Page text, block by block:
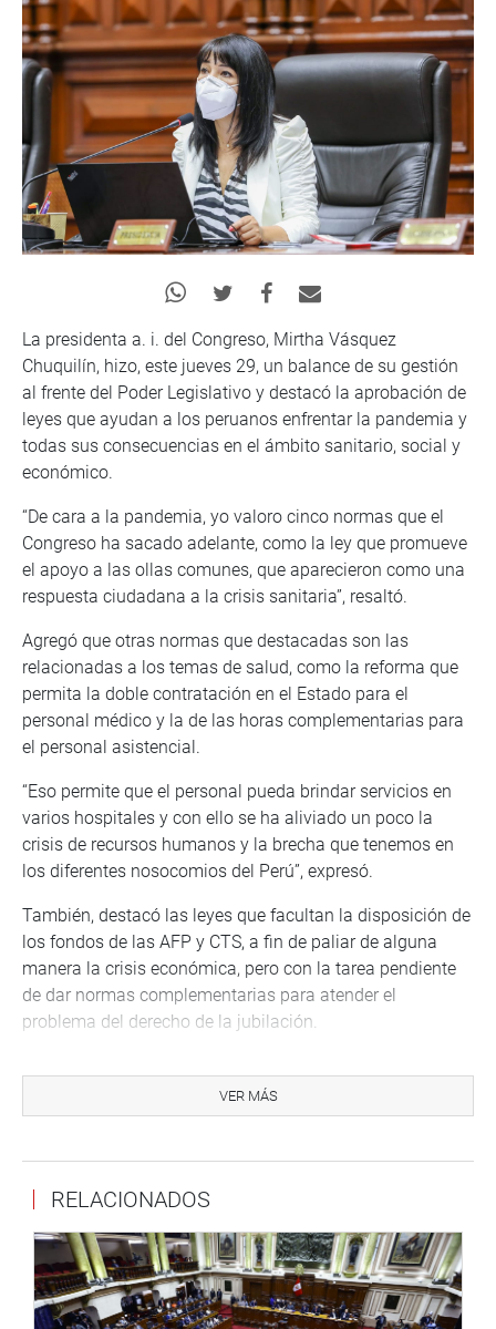
La presidenta a. i. del Congreso, Mirtha Vásquez
Chuquilín, hizo, este jueves 29, un balance de su gestión
al frente del Poder Legislativo y destacó la aprobación de
leyes que ayudan a los peruanos enfrentar la pandemia y
todas sus consecuencias en el ámbito sanitario, social y
económico.
“De cara a la pandemia, yo valoro cinco normas que el
Congreso ha sacado adelante, como la ley que promueve
el apoyo a las ollas comunes, que aparecieron como una
respuesta ciudadana a la crisis sanitaria”, resaltó.
Agregó que otras normas que destacadas son las
relacionadas a los temas de salud, como la reforma que
permita la doble contratación en el Estado para el
personal médico y la de las horas complementarias para
el personal asistencial.
“Eso permite que el personal pueda brindar servicios en
varios hospitales y con ello se ha aliviado un poco la
crisis de recursos humanos y la brecha que tenemos en
los diferentes nosocomios del Perú”, expresó.
También, destacó las leyes que facultan la disposición de
los fondos de las AFP y CTS, a fin de paliar de alguna
manera la crisis económica, pero con la tarea pendiente
de dar normas complementarias para atender el
problema del derecho de la jubilación.
dio una muestra que se puede contribuir a mejorar la
gobernabilidad aún en medio de la crisis sanitaria, en
ESTABILIDAD POLÍTICA
De otro lado, señaló que se trató de un reto muy difícil: el
asumir la presidencia del Congreso en medio de una
pandemia por la COVID-19 y la crisis política que vivía el
VER MÁS
RELACIONADOS